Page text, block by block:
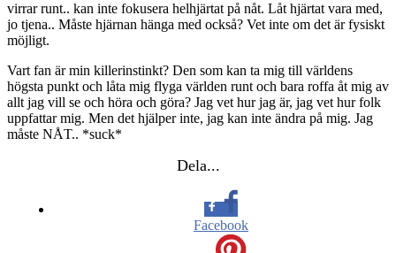
virrar runt.. kan inte fokusera helhjärtat på nåt. Låt hjärtat vara med,
jo tjena.. Måste hjärnan hänga med också? Vet inte om det är fysiskt
möjligt.
Vart fan är min killerinstinkt? Den som kan ta mig till världens
högsta punkt och låta mig flyga världen runt och bara roffa åt mig av
allt jag vill se och höra och göra? Jag vet hur jag är, jag vet hur folk
uppfattar mig. Men det hjälper inte, jag kan inte ändra på mig. Jag
måste NÅT.. *suck*
Dela...
Facebook